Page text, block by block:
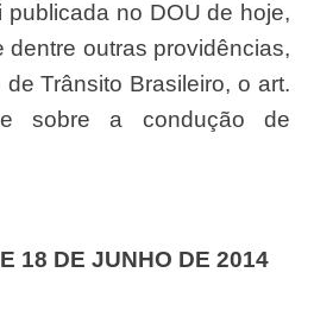
dentre outras providências,
Trânsito Brasileiro, o art.
sobre a condução de
18 DE JUNHO DE 2014